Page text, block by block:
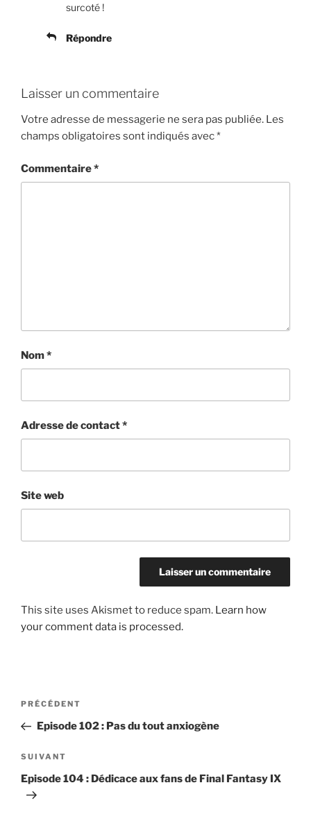
surcoté !
Répondre
Laisser un commentaire
Votre adresse de messagerie ne sera pas publiée. Les
champs obligatoires sont indiqués avec*
Commentaire*
Nom*
Adresse de contact*
Site web
This site uses Akismet to reduce spam. Learn how
your comment data is processed.
Post
Article
précédent
PRÉCÉDENT
Episode 102 : Pas du tout anxiogène
Article
suivant
SUIVANT
Episode 104 : Dédicace aux fans de Final Fantasy IX